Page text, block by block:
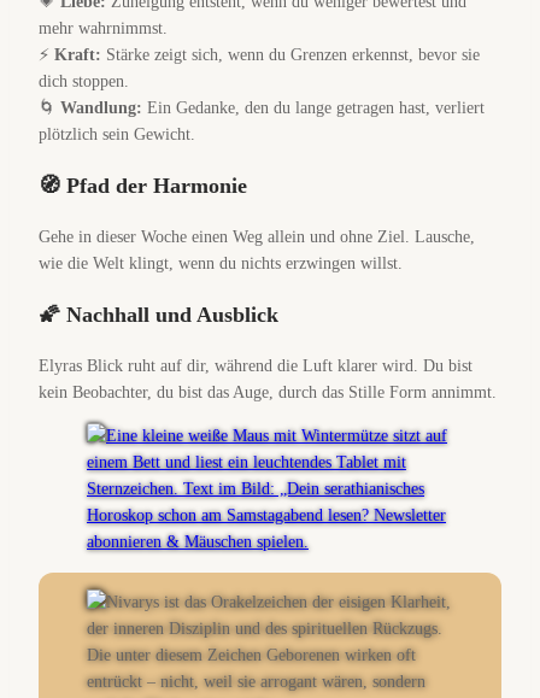
mehr wahrnimmst.
⚡ Kraft: Stärke zeigt sich, wenn du Grenzen erkennst, bevor sie
dich stoppen.
🌀 Wandlung: Ein Gedanke, den du lange getragen hast, verliert
plötzlich sein Gewicht.
🧭 Pfad der Harmonie
Gehe in dieser Woche einen Weg allein und ohne Ziel. Lausche,
wie die Welt klingt, wenn du nichts erzwingen willst.
🌠 Nachhall und Ausblick
Elyras Blick ruht auf dir, während die Luft klarer wird. Du bist
kein Beobachter, du bist das Auge, durch das Stille Form annimmt.